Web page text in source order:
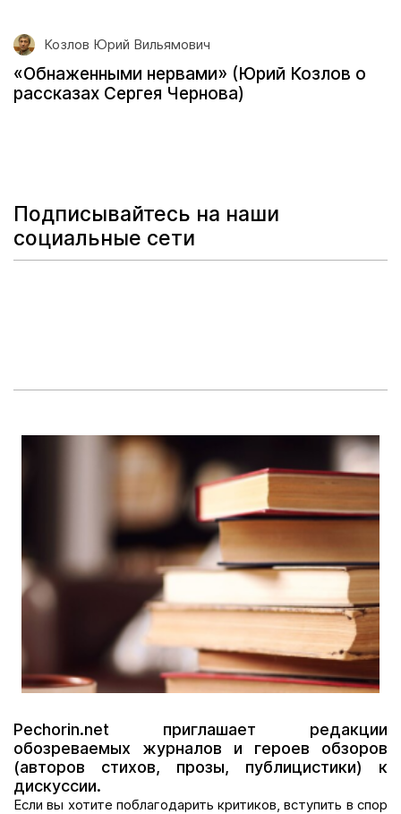
Козлов Юрий Вильямович
«Обнаженными нервами» (Юрий Козлов о
рассказах Сергея Чернова)
Подписывайтесь на наши
социальные сети
Pechorin.net приглашает редакции
обозреваемых журналов и героев обзоров
(авторов стихов, прозы, публицистики) к
дискуссии.
Если вы хотите поблагодарить критиков, вступить в спор